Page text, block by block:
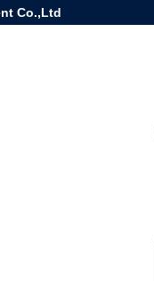
Co.,Ltd